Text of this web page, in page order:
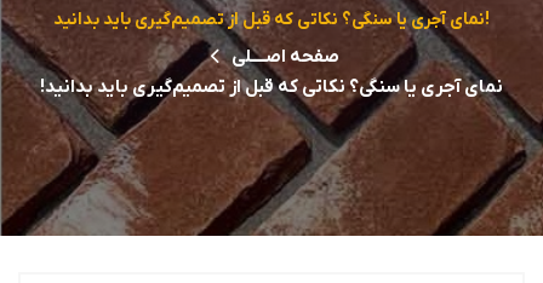
نمای آجری یا سنگی؟ نکاتی که قبل از تصمیم‌گیری باید بدانید!
صفحه اصــــلی
نمای آجری یا سنگی؟ نکاتی که قبل از تصمیم‌گیری باید بدانید!